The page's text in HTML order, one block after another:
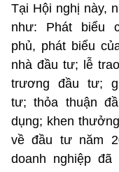
Tại Hội nghị này,
như: Phát biểu
phủ, phát biểu
nhà đầu tư; lễ
trương đầu tư;
tư; thỏa thuận
dụng; khen
về đầu tư năm
doanh nghiệp